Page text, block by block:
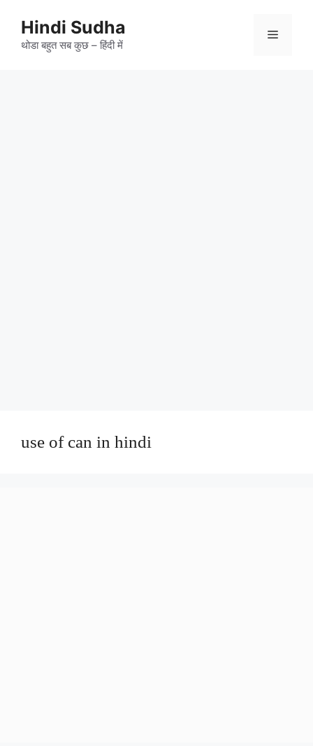
contentHindi Sudha
थोडा बहुत सब कुछ – हिंदी में
Menu
use of can in hindi